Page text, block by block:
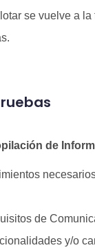
se vuelve a la
de
de
y/o